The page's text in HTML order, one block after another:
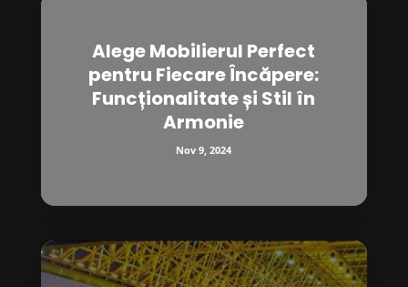
Alege Mobilierul Perfect
pentru Fiecare Încăpere:
Funcționalitate și Stil în
Armonie
Nov 9, 2024